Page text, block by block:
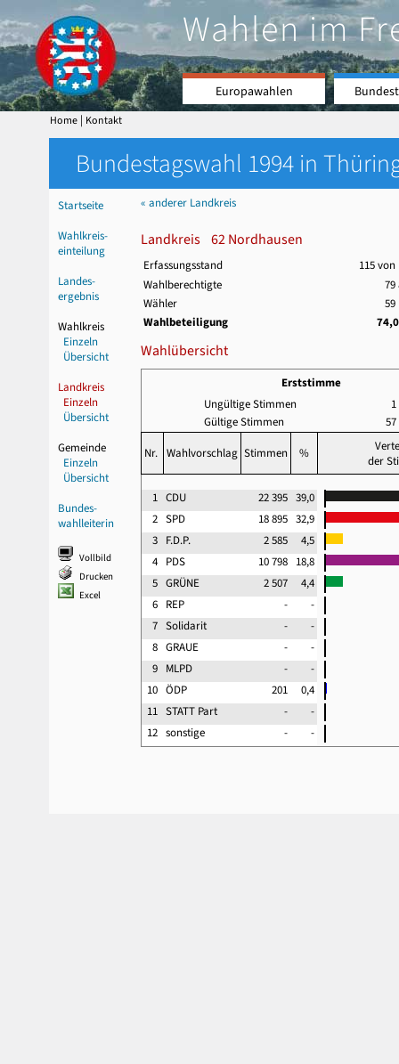
Wahlen im
Europawahlen
Home | Kontakt
Bundestagswahl 1994 in
Startseite
Wahlkreis-
einteilung
Landes-
ergebnis
Wahlkreis
Einzeln
Übersicht
Landkreis
Einzeln
Übersicht
Gemeinde
Einzeln
Übersicht
Bundes-
wahlleiterin
Vollbild
Drucken
Excel
« anderer Landkreis
Landkreis 62 Nordhausen
Erfassungsstand
115 von
Wahlberechtigte
79
Wähler
59
Wahlbeteiligung
Wahlübersicht
Erststimme
Ungültige Stimmen
Gültige Stimmen
57
Nr. Wahlvorschlag Stimmen %
der
1 CDU 22 395 39,0
2 SPD 18 895 32,9
3 F.D.P. 2 585
4,5
4 PDS 10 798 18,8
5 GRÜNE 2 507
4,4
6 REP -
-
7 Solidarit -
-
8 GRAUE -
-
9 MLPD -
-
10 ÖDP 201
0,4
11 STATT Part -
-
12 sonstige - -